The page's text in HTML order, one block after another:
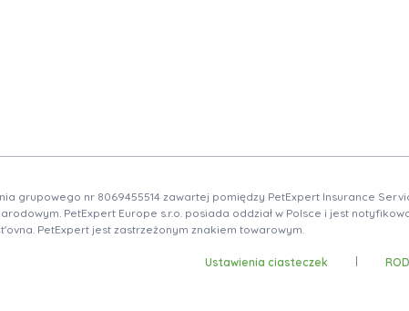
nr 8069455514 zawartej pomiędzy PetExpert Insurance
PetExpert Europe s.r.o. posiada oddział w Polsce i jest
PetExpert jest zastrzeżonym znakiem towarowym.
Ustawienia ciasteczek |